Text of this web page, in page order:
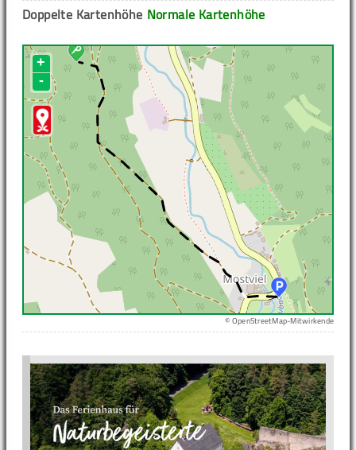
Normale Kartenhöhe
Doppelte Kartenhöhe
+
-
© OpenStreetMap-Mitwirkende